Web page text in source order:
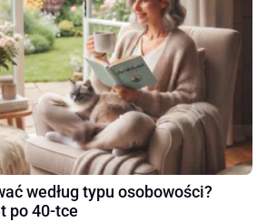
według typu osobowości?
po 40-tce